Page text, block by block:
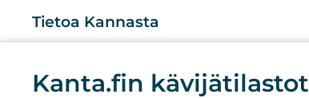
Kanta.fin kävijätilastot
Tietoa Kannasta
Tutkimus ja tiedolla johtaminen